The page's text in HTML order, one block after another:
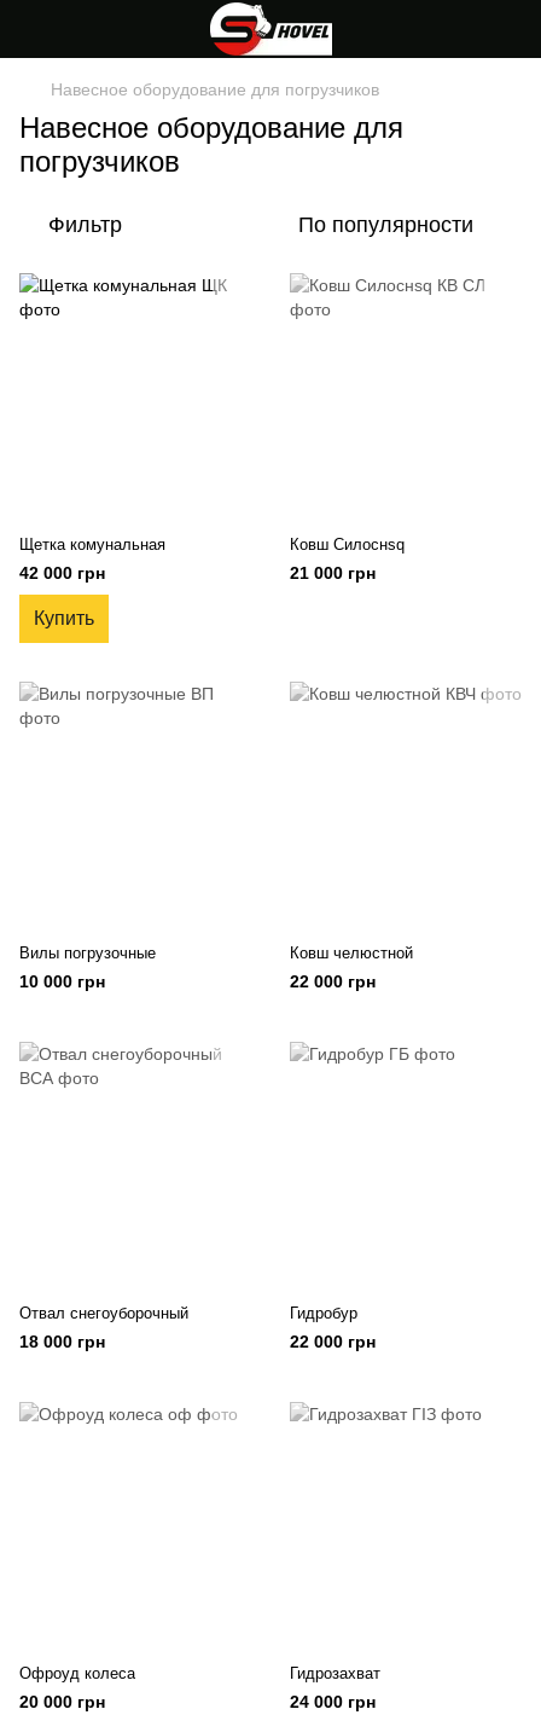
Навесное оборудование для погрузчиков
Навесное оборудование для
погрузчиков
Фильтр По популярности
Щетка комунальная
42 000 грн
Купить
Ковш Силоснsq
21 000 грн
Вилы погрузочные
10 000 грн
Ковш челюстной
22 000 грн
Отвал снегоуборочный
18 000 грн
Гидробур
22 000 грн
Офроуд колеса
20 000 грн
Гидрозахват
24 000 грн